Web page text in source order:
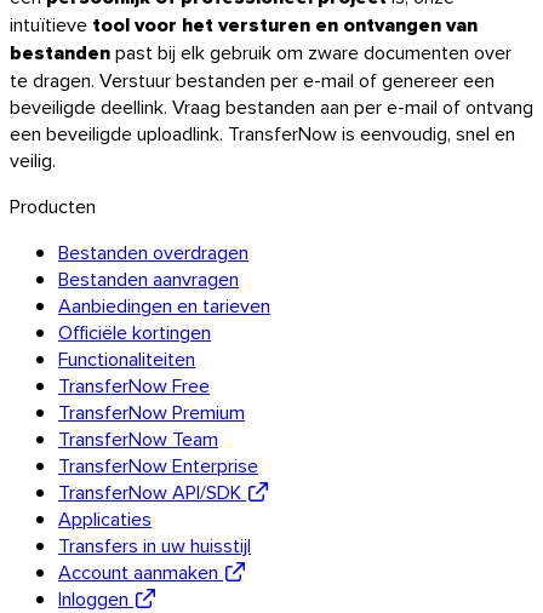
Firefox
intuïtieve tool voor het versturen en ontvangen van
bestandenpast bij elk gebruik om zware documenten over
te dragen. Verstuur bestanden per e-mail of genereer een
beveiligde deellink. Vraag bestanden aan per e-mail of ontvang
een beveiligde uploadlink. TransferNow is eenvoudig, snel en
veilig.
Producten
Bestanden overdragen
Bestanden aanvragen
Aanbiedingen en tarieven
Officiële kortingen
Functionaliteiten
TransferNow Free
TransferNow Premium
TransferNow Team
TransferNow Enterprise
TransferNow API/SDK
Applicaties
Transfers in uw huisstijl
Account aanmaken
Inloggen